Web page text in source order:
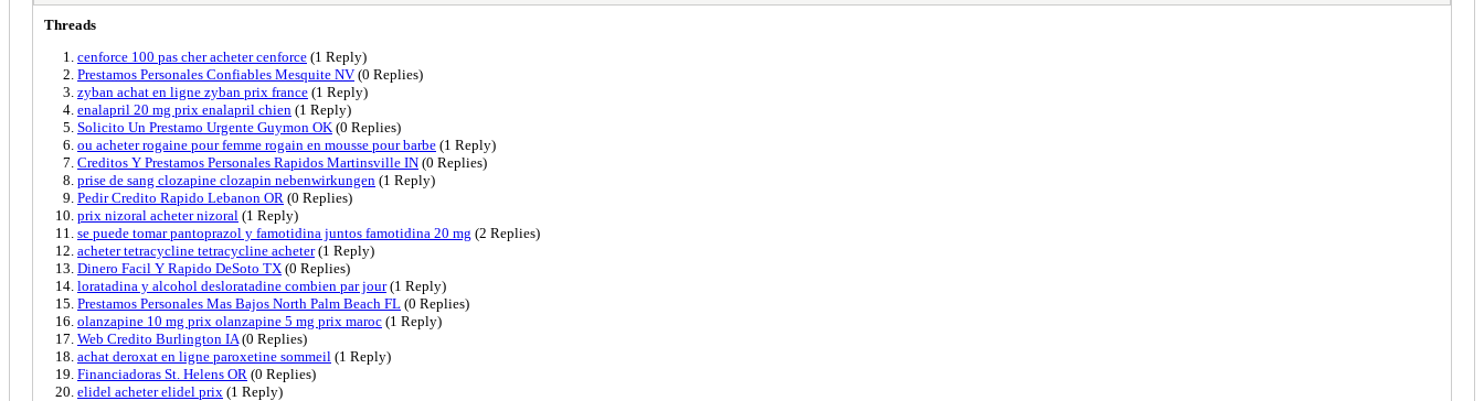
Threads
cenforce 100 pas cher acheter cenforce (1 Reply)
Prestamos Personales Confiables Mesquite NV (0 Replies)
zyban achat en ligne zyban prix france (1 Reply)
enalapril 20 mg prix enalapril chien (1 Reply)
Solicito Un Prestamo Urgente Guymon OK (0 Replies)
ou acheter rogaine pour femme rogain en mousse pour barbe (1 Reply)
Creditos Y Prestamos Personales Rapidos Martinsville IN (0 Replies)
prise de sang clozapine clozapin nebenwirkungen (1 Reply)
Pedir Credito Rapido Lebanon OR (0 Replies)
prix nizoral acheter nizoral (1 Reply)
se puede tomar pantoprazol y famotidina juntos famotidina 20 mg (2 Replies)
acheter tetracycline tetracycline acheter(1 Reply)
Dinero Facil Y Rapido DeSoto TX (0 Replies)
loratadina y alcohol desloratadine combien par jour(1 Reply)
Prestamos Personales Mas Bajos North Palm Beach FL (0 Replies)
olanzapine 10 mg prix olanzapine 5 mg prix maroc (1 Reply)
Web Credito Burlington IA (0 Replies)
achat deroxat en ligne paroxetine sommeil (1 Reply)
Financiadoras St. Helens OR (0 Replies)
elidel acheter elidel prix (1 Reply)